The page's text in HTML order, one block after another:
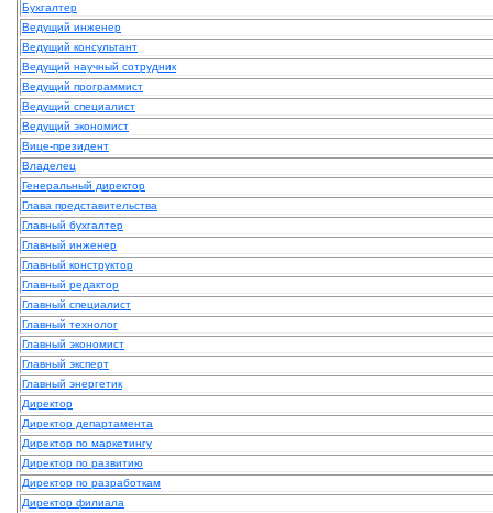
Бухгалтер
Ведущий инженер
Ведущий консультант
Ведущий научный сотрудник
Ведущий программист
Ведущий специалист
Ведущий экономист
Вице-президент
Владелец
Генеральный директор
Глава представительства
Главный бухгалтер
Главный инженер
Главный конструктор
Главный редактор
Главный специалист
Главный технолог
Главный экономист
Главный эксперт
Главный энергетик
Директор
Директор департамента
Директор по маркетингу
Директор по развитию
Директор по разработкам
Директор филиала